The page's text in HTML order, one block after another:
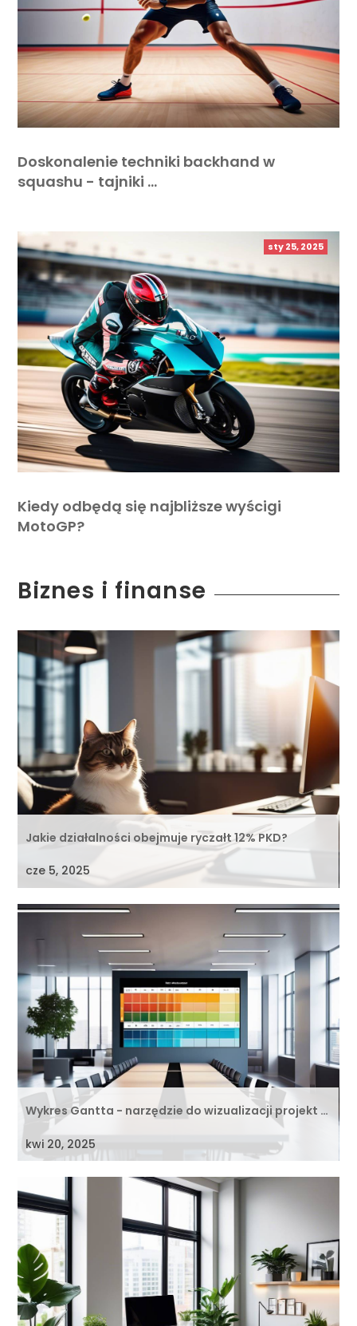
Doskonalenie techniki backhand w
squashu - tajniki …
sty 25, 2025
Kiedy odbędą się najbliższe wyścigi
MotoGP?
Biznes i finanse
Jakie działalności obejmuje ryczałt 12% PKD?
cze 5, 2025
Wykres Gantta - narzędzie do wizualizacji projekt …
kwi 20, 2025